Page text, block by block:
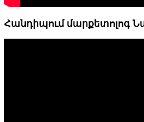
Հանդիպում մարքետոլոգ